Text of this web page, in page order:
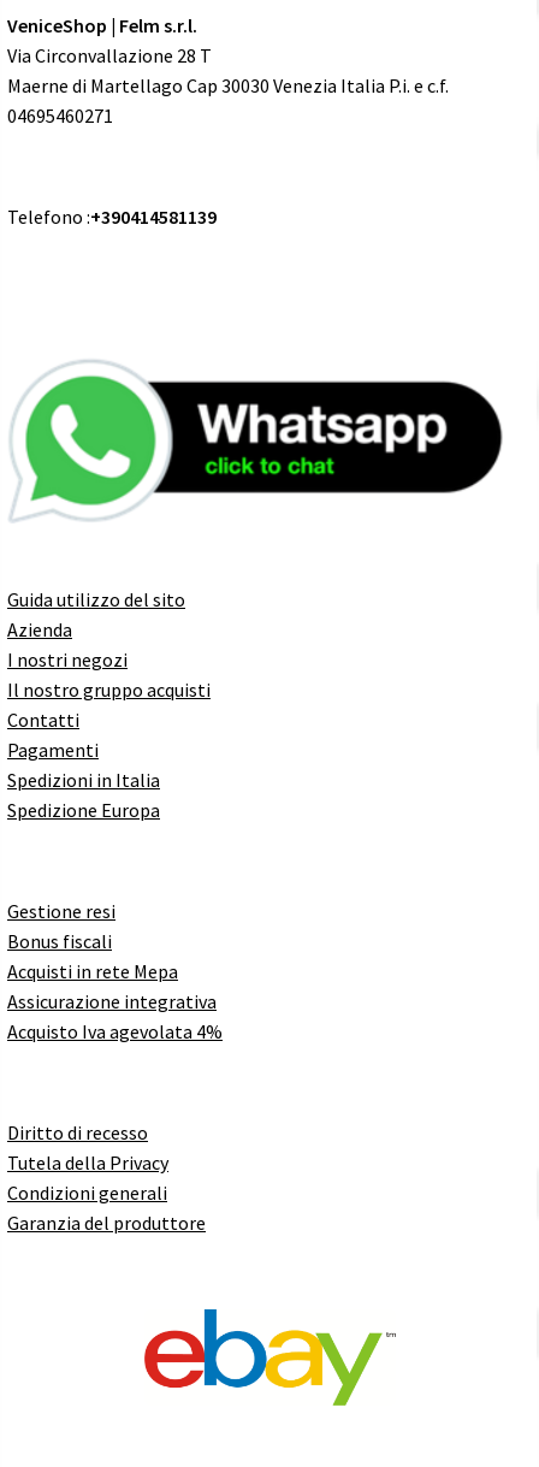
VeniceShop | Felm s.r.l.
Via Circonvallazione 28 T
Maerne di Martellago Cap 30030 Venezia Italia P.i. e c.f.
04695460271
Telefono :+390414581139
Guida utilizzo del sito
Azienda
I nostri negozi
Il nostro gruppo acquisti
Contatti
Pagamenti
Spedizioni in Italia
Spedizione Europa
Gestione resi
Bonus fiscali
Acquisti in rete Mepa
Assicurazione integrativa
Acquisto Iva agevolata 4%
Diritto di recesso
Tutela della Privacy
Condizioni generali
Garanzia del produttore